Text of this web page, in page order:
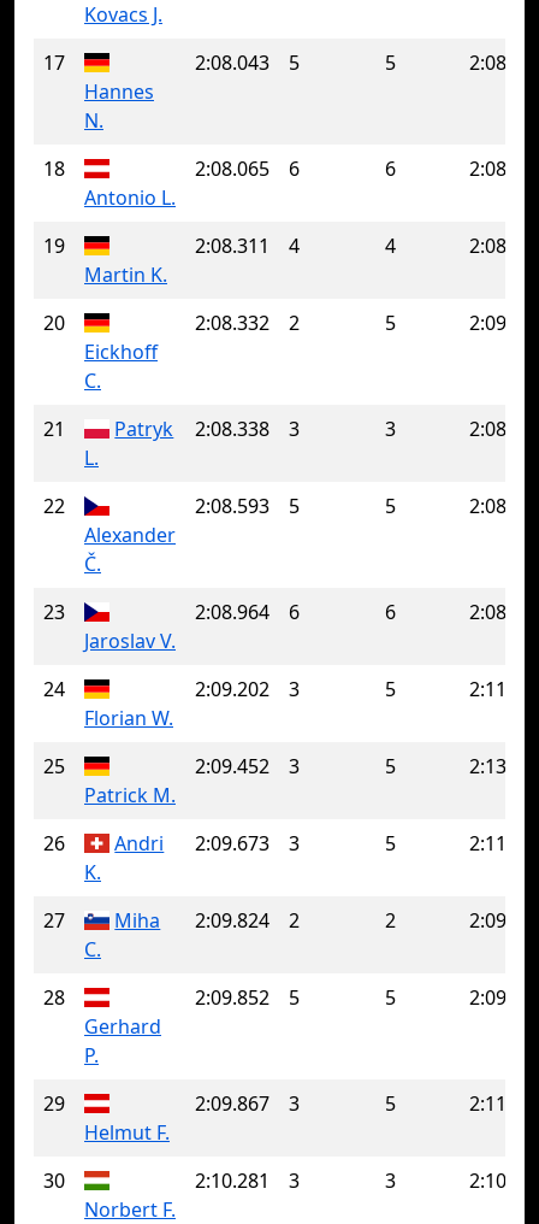
Kovacs J.
17
Hannes
N.
2:08.043 5 5
18
Antonio L.
2:08.065 6 6
19
Martin K.
2:08.311 4 4
20
Eickhoff
C.
2:08.332 2 5
21
Patryk
L.
2:08.338 3 3
22
Alexander
Č.
2:08.593 5 5
23
Jaroslav V.
2:08.964 6 6
24
Florian W.
2:09.202 3 5
25
Patrick M.
2:09.452 3 5
26
Andri
K.
2:09.673 3 5
27
Miha
C.
2:09.824 2 2
28
Gerhard
P.
2:09.852 5 5
29
Helmut F.
2:09.867 3 5
30
Norbert F.
2:10.281 3 3